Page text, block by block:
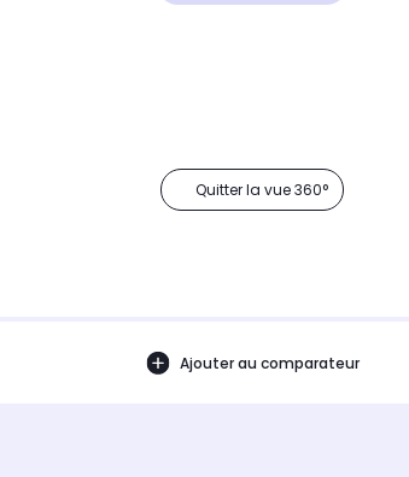
Quitter la vue 360°
Ajouter au comparateur